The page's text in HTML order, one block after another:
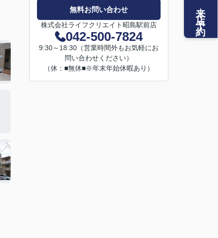
無料お問い合わせ
株式会社ライフクリエイト昭島駅前店
042-500-7824
9:30～18:30（営業時間外もお気軽にお
問い合わせください）
（休：■無休■※年末年始休暇あり）
来店予約